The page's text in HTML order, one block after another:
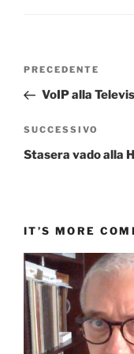
Navigazione
Articolo
precedente:
PRECEDENTE
VoIP alla
Articolo
successivo
SUCCESSIVO
Stasera vado alla
IT’S MORE